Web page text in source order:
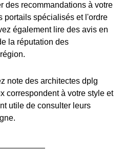
des recommandations à votre
portails spécialisés et l'ordre
également lire des avis en
la réputation des
note des architectes dplg
correspondent à votre style et
utile de consulter leurs